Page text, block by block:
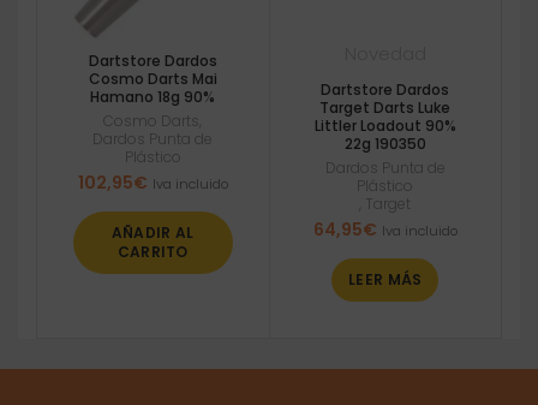
Dartstore Dardos
Cosmo Darts Mai
Hamano 18g 90%
Cosmo Darts
Dardos Punta de
Plástico
102,95€ Iva incluido
AÑADIR AL
CARRITO
Dartstore Dardos
Target Darts Luke
Littler Loadout 90%
22g 190350
Dardos Punta de
Plástico
Target
64,95€ Iva incluido
LEER MÁS